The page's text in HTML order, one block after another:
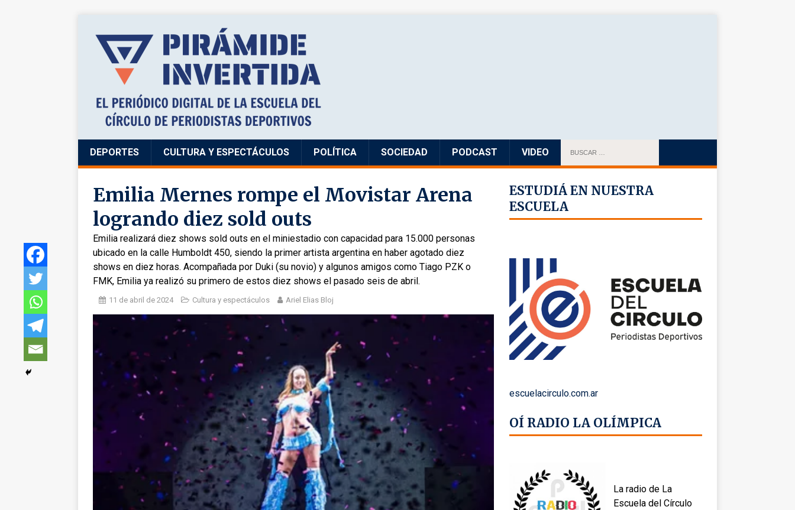
DEPORTES CULTURA Y ESPECTÁCULOS POLÍTICA SOCIEDAD PODCAST VIDEO
Emilia Mernes rompe el Movistar Arena
logrando diez sold outs
Emilia realizará diez shows sold outs en el miniestadio con capacidad para 15.000 personas
ubicado en la calle Humboldt 450, siendo la primer artista argentina en haber agotado diez
shows en diez horas. Acompañada por Duki (su novio) y algunos amigos como Tiago PZK o
FMK, Emilia ya realizó su primero de estos diez shows el pasado seis de abril.
11 de abril de 2024 Cultura y espectáculos Ariel Elias Bloj
ESTUDIÁ EN NUESTRA
ESCUELA
escuelacirculo.com.ar
OÍ RADIO LA OLÍMPICA
La radio de La
Escuela del Círculo